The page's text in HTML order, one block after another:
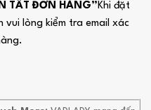
TẤT ĐƠN HÀNG”Khi đặt
vui lòng kiểm tra email xác